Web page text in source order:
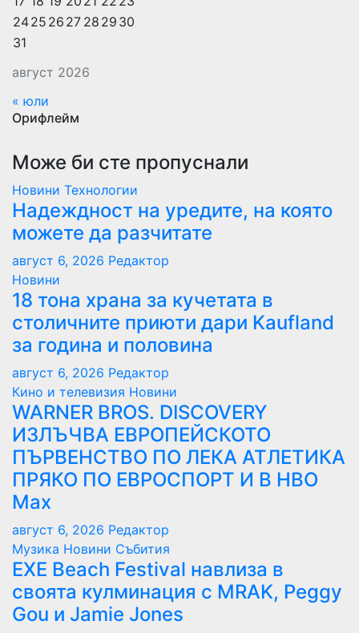
август 2026
2425 26 27 28 29 30
31
« юли
Орифлейм
Може би сте пропуснали
Новини Технологии
Надеждност на уредите, на която
можете да разчитате
август 6, 2026 Редактор
Новини
18 тона храна за кучетата в
столичните приюти дари Kaufland
за година и половина
август 6, 2026 Редактор
Кино и телевизия Новини
WARNER BROS. DISCOVERY
ИЗЛЪЧВА ЕВРОПЕЙСКОТО
ПЪРВЕНСТВО ПО ЛЕКА АТЛЕТИКА
ПРЯКО ПО ЕВРОСПОРТ И В НВО
Мах
август 6, 2026 Редактор
Музика Новини Събития
EXE Beach Festival навлиза в
своята кулминация с MRAK, Peggy
Gou и Jamie Jones